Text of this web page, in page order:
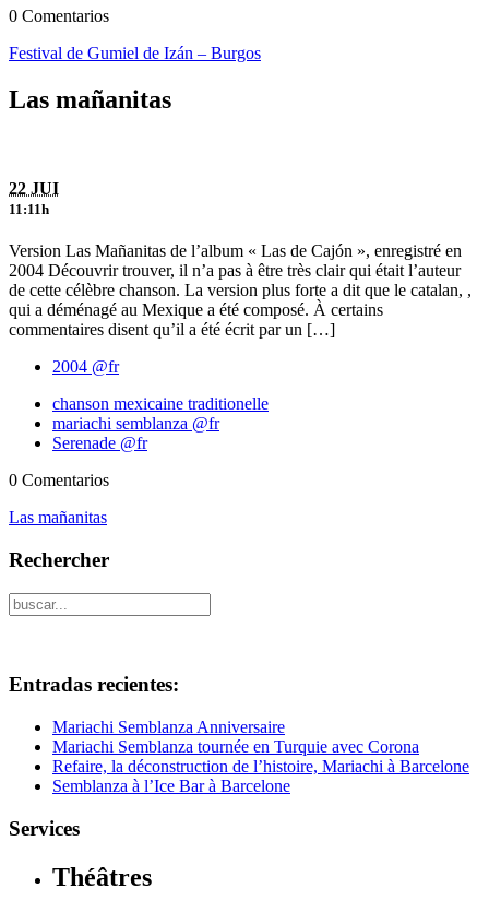
0 Comentarios
Festival de Gumiel de Izán – Burgos
Las mañanitas
22 JUI
11:11h
Version Las Mañanitas de l’album « Las de Cajón », enregistré en
2004 Découvrir trouver, il n’a pas à être très clair qui était l’auteur
de cette célèbre chanson. La version plus forte a dit que le catalan, ,
qui a déménagé au Mexique a été composé. À certains
commentaires disent qu’il a été écrit par un […]
2004 @fr
chanson mexicaine traditionelle
mariachi semblanza @fr
Serenade @fr
0 Comentarios
Las mañanitas
Rechercher
Entradas recientes:
Mariachi Semblanza Anniversaire
Mariachi Semblanza tournée en Turquie avec Corona
Refaire, la déconstruction de l’histoire, Mariachi à Barcelone
Semblanza à l’Ice Bar à Barcelone
Services
Théâtres